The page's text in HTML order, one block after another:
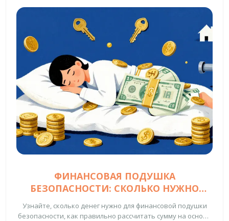
ФИНАНСОВАЯ ПОДУШКА
БЕЗОПАСНОСТИ: СКОЛЬКО НУЖНО
НАКОПИТЬ И КАК РАССЧИТАТЬ
Узнайте, сколько денег нужно для финансовой подушки
безопасности, как правильно рассчитать сумму на основе